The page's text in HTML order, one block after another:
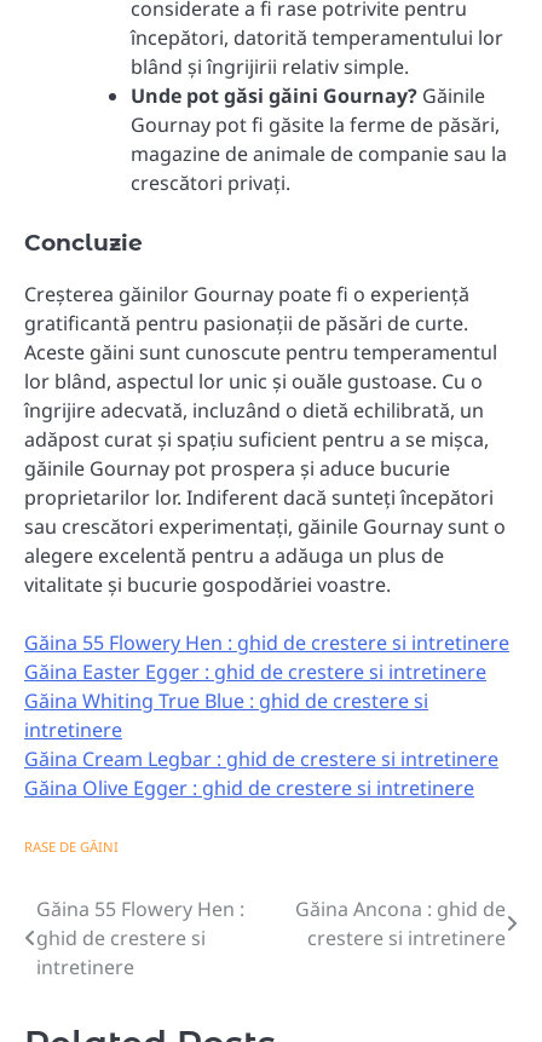
considerate a fi rase potrivite pentru
începători, datorită temperamentului lor
blând şi îngrijirii relativ simple.
Unde pot găsi găini Gournay? Găinile
Gournay pot fi găsite la ferme de păsări,
magazine de animale de companie sau la
crescători privaţi.
Concluzie
Creşterea găinilor Gournay poate fi o experienţă
gratificantă pentru pasionaţii de păsări de curte.
Aceste găini sunt cunoscute pentru temperamentul
lor blând, aspectul lor unic şi ouăle gustoase. Cu o
îngrijire adecvată, incluzând o dietă echilibrată, un
adăpost curat şi spaţiu suficient pentru a se mişca,
găinile Gournay pot prospera şi aduce bucurie
proprietarilor lor. Indiferent dacă sunteţi începători
sau crescători experimentaţi, găinile Gournay sunt o
alegere excelentă pentru a adăuga un plus de
vitalitate şi bucurie gospodăriei voastre.
Găina 55 Flowery Hen : ghid de crestere si intretinere
Găina Easter Egger : ghid de crestere si intretinere
Găina Whiting True Blue : ghid de crestere si
intretinere
Găina Cream Legbar : ghid de crestere si intretinere
Găina Olive Egger : ghid de crestere si intretinere
RASE DE GĂINI
Navigare
în
Găina 55 Flowery Hen :
ghid de crestere si
intretinere
Găina Ancona : ghid de
crestere si intretinere